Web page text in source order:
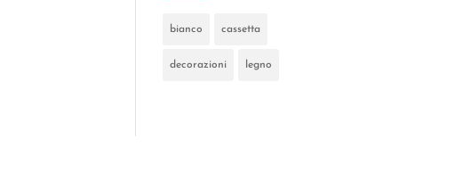
bianco cassetta
decorazioni legno